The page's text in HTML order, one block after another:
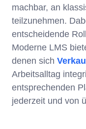
machbar, an
teilzunehmen.
entscheidende
Moderne LMS
denen sich
Arbeitsalltag
entsprechenden
jederzeit und von